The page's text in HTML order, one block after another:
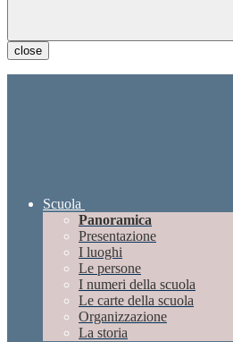
close
Scuola
Panoramica
Presentazione
I luoghi
Le persone
I numeri della scuola
Le carte della scuola
Organizzazione
La storia